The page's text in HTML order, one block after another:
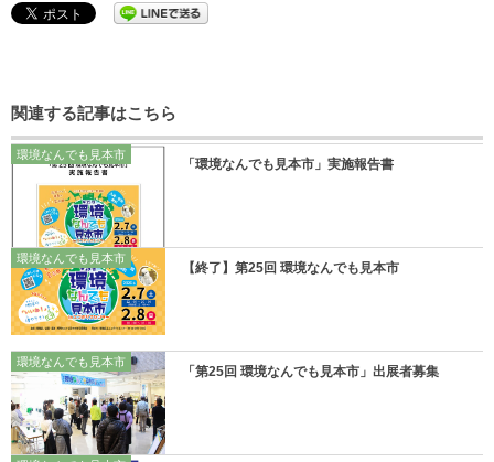
関連する記事はこちら
環境なんでも見本市
「環境なんでも見本市」実施報告書
環境なんでも見本市
【終了】第25回 環境なんでも見本市
環境なんでも見本市
「第25回 環境なんでも見本市」出展者募集